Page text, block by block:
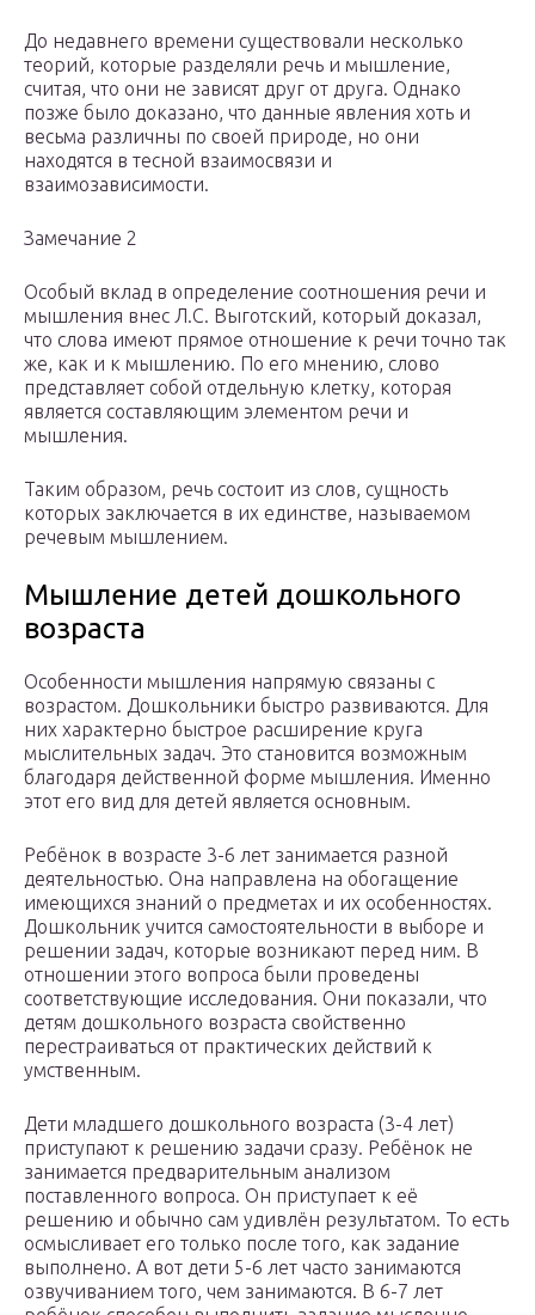
До недавнего времени существовали несколько
теорий, которые разделяли речь и мышление,
считая, что они не зависят друг от друга. Однако
позже было доказано, что данные явления хоть и
весьма различны по своей природе, но они
находятся в тесной взаимосвязи и
взаимозависимости.
Замечание 2
Особый вклад в определение соотношения речи и
мышления внес Л.С. Выготский, который доказал,
что слова имеют прямое отношение к речи точно так
же, как и к мышлению. По его мнению, слово
представляет собой отдельную клетку, которая
является составляющим элементом речи и
мышления.
Таким образом, речь состоит из слов, сущность
которых заключается в их единстве, называемом
речевым мышлением.
Мышление детей дошкольного
возраста
Особенности мышления напрямую связаны с
возрастом. Дошкольники быстро развиваются. Для
них характерно быстрое расширение круга
мыслительных задач. Это становится возможным
благодаря действенной форме мышления. Именно
этот его вид для детей является основным.
Ребёнок в возрасте 3-6 лет занимается разной
деятельностью. Она направлена на обогащение
имеющихся знаний о предметах и их особенностях.
Дошкольник учится самостоятельности в выборе и
решении задач, которые возникают перед ним. В
отношении этого вопроса были проведены
соответствующие исследования. Они показали, что
детям дошкольного возраста свойственно
перестраиваться от практических действий к
умственным.
Дети младшего дошкольного возраста (3-4 лет)
приступают к решению задачи сразу. Ребёнок не
занимается предварительным анализом
поставленного вопроса. Он приступает к её
решению и обычно сам удивлён результатом. То есть
осмысливает его только после того, как задание
выполнено. А вот дети 5-6 лет часто занимаются
озвучиванием того, чем занимаются. В 6-7 лет